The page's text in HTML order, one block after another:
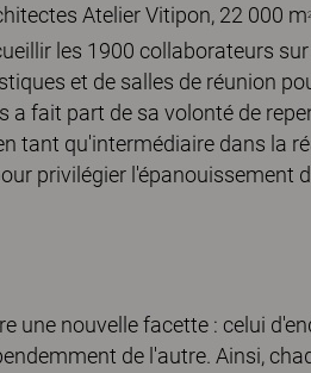
Atelier Vitipon, 22 000 m2
les 1900 collaborateurs
et de salles de réunion
fait part de sa volonté de
tant qu'intermédiaire dans la
privilégier l'épanouissement
une nouvelle facette : celui
de l'autre. Ainsi,